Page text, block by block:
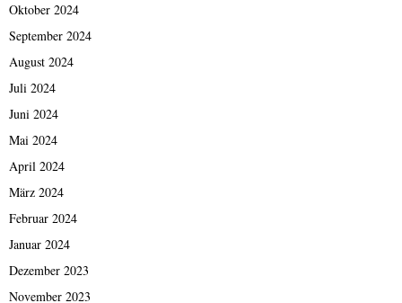
Oktober 2024
September 2024
August 2024
Juli 2024
Juni 2024
Mai 2024
April 2024
März 2024
Februar 2024
Januar 2024
Dezember 2023
November 2023